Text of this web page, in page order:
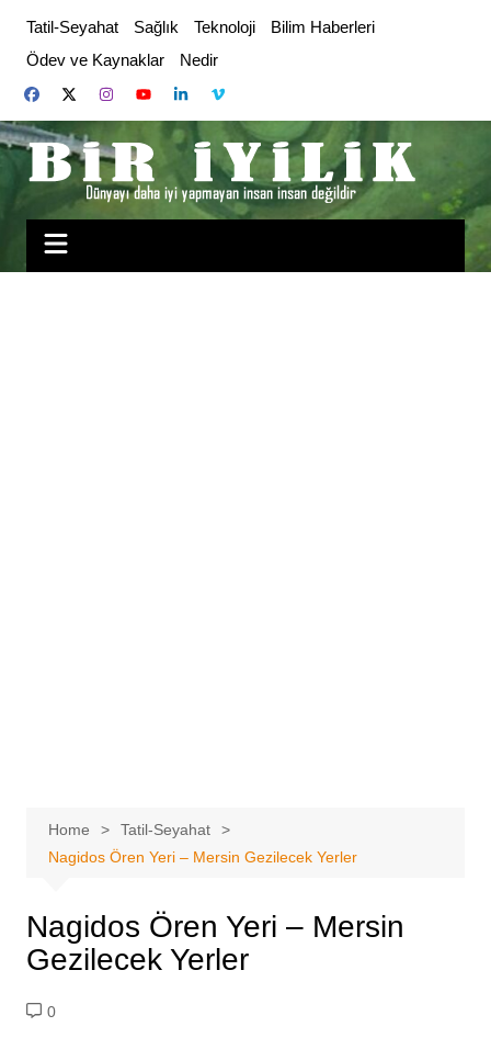
content
Tatil-Seyahat Sağlık Teknoloji
Bilim Haberleri
Ödev ve Kaynaklar
Nedir
Home
Tatil-Seyahat
Nagidos Ören Yeri – Mersin Gezilecek Yerler
Nagidos Ören Yeri – Mersin
Gezilecek Yerler
0